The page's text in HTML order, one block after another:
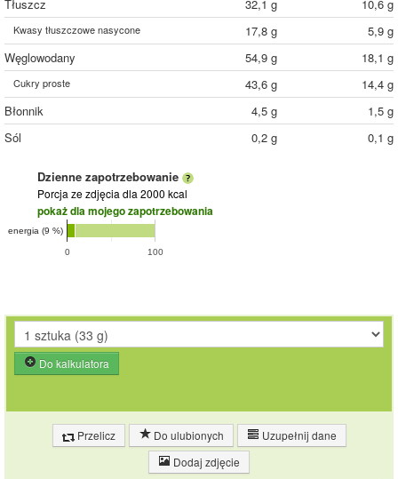
Tłuszcz
32,1 g 10,6 g
Kwasy tłuszczowe nasycone 17,8 g
5,9 g
Węglowodany
54,9 g 18,1 g
Cukry proste 43,6 g
14,4 g
Błonnik
4,5 g
1,5 g
Sól
0,2 g 0,1 g
Dzienne zapotrzebowanie
Porcja ze zdjęcia dla 2000 kcal
pokaż dla mojego zapotrzebowania
0 100
energia (9 %)
Do kalkulatora
Przelicz Do ulubionych
Uzupełnij dane
Dodaj zdjęcie